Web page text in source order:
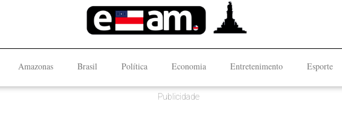
Amazonas Brasil Política Economia Entretenimento Esporte
Publicidade